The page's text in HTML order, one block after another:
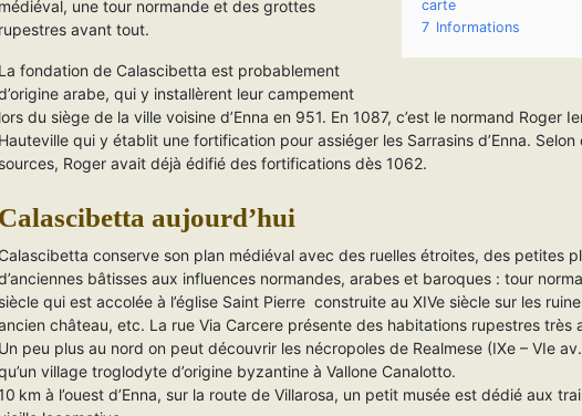
carte
7 Informations
médiéval, une tour normande et des grottes
rupestres avant tout.
La fondation de Calascibetta est probablement
arabe, qui y installèrent leur campement
lors du siège de la ville voisine d’Enna en 951. En 1087, c’est le normand Roger
Hauteville qui y établit une fortification pour assiéger les Sarrasins d’Enna. Selon
sources, Roger avait déjà édifié des fortifications dès 1062.
Calascibetta aujourd’hui
Calascibetta conserve son plan médiéval avec des ruelles étroites, des petites
bâtisses aux influences normandes, arabes et baroques : tour
siècle qui est accolée à l’église Saint Pierre construite au XIVe siècle sur les
château, etc. La rue Via Carcere présente des habitations rupestres très
Un peu plus au nord on peut découvrir les nécropoles de Realmese (IXe – VIe
village troglodyte d’origine byzantine à Vallone Canalotto.
10 km à l’ouest d’Enna, sur la route de Villarosa, un petit musée est dédié aux